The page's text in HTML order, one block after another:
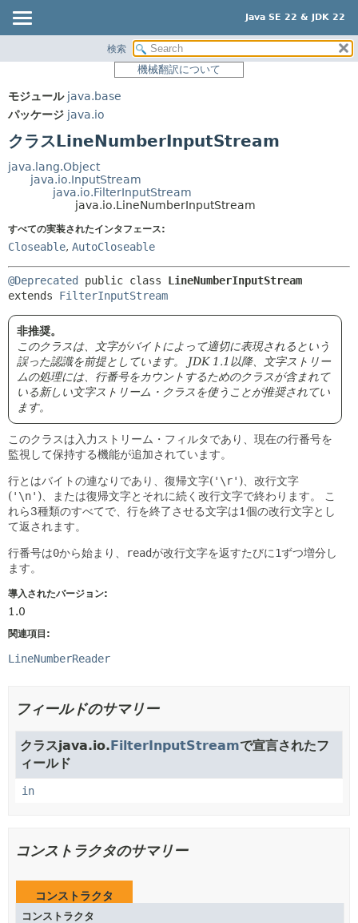
Java SE 22 & JDK 22
パッケージ
使用
ツリー
プレビュー
新規
非推奨
索引
ヘルプ
サマリー:
ネスト済
メソッド
フィールド
検索
機械翻訳について
モジュール java.base
パッケージ java.io
クラスLineNumberInputStream
java.lang.Object
java.io.InputStream
java.io.FilterInputStream
java.io.LineNumberInputStream
すべての実装されたインタフェース:
Closeable, AutoCloseable
@Deprecated public class LineNumberInputStream
extends FilterInputStream
非推奨。
このクラスは、文字がバイトによって適切に表現されるという
誤った認識を前提としています。
JDK 1.1以降、文字ストリー
ムの処理には、行番号をカウントするためのクラスが含まれて
いる新しい文字ストリーム・クラスを使うことが推奨されてい
ます。
このクラスは入力ストリーム・フィルタであり、現在の行番号を
監視して保持する機能が追加されています。
行とはバイトの連なりであり、復帰文字('\r' )、改行文字
('\n' )、または復帰文字とそれに続く改行文字で終わります。
こ
れら3種類のすべてで、行を終了させる文字は1個の改行文字とし
て返されます。
行番号は0から始まり、 readが改行文字を返すたびに1ずつ増分し
ます。
導入されたバージョン:
1.0
関連項目:
LineNumberReader
フィールドのサマリー
クラスjava.io.FilterInputStreamで宣言されたフ
ィールド
in
コンストラクタのサマリー
コンストラクタ
コンストラクタ